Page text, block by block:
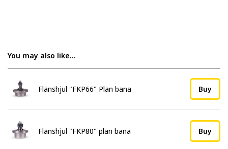
You may also like…
Flänshjul "FKP66" Plan bana Buy
Flänshjul "FKP80" plan bana Buy